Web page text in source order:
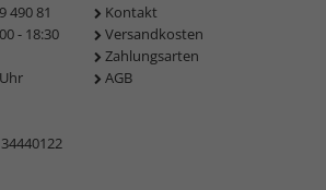
490 81
- 18:30
Kontakt
Versandkosten
Zahlungsarten
AGB